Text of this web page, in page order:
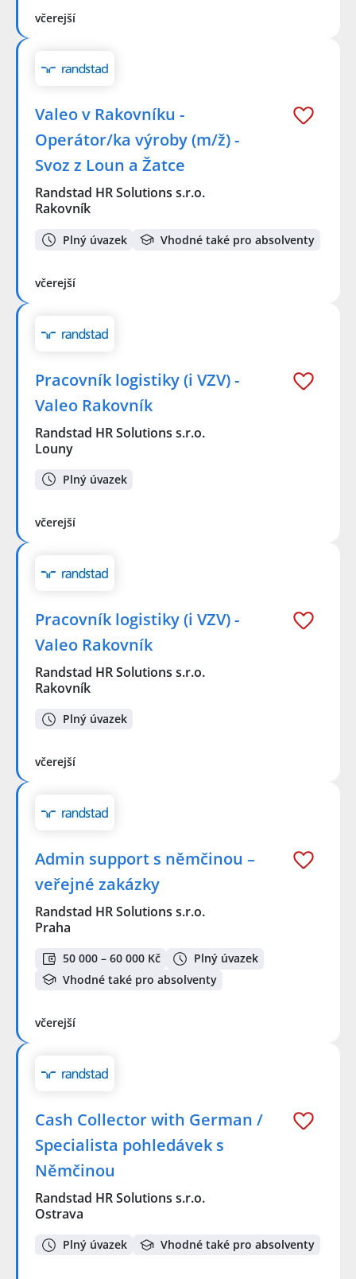
včerejší
Valeo v Rakovníku -
Operátor/ka výroby (m/ž) -
Svoz z Loun a Žatce
Randstad HR Solutions s.r.o.
Rakovník
Plný úvazek Vhodné také pro absolventy
včerejší
Pracovník logistiky (i VZV) -
Valeo Rakovník
Randstad HR Solutions s.r.o.
Louny
Plný úvazek
včerejší
Pracovník logistiky (i VZV) -
Valeo Rakovník
Randstad HR Solutions s.r.o.
Rakovník
Plný úvazek
včerejší
Admin support s němčinou –
veřejné zakázky
Randstad HR Solutions s.r.o.
Praha
50 000 – 60 000 Kč
Plný úvazek
Vhodné také pro absolventy
včerejší
Cash Collector with German /
Specialista pohledávek s
Němčinou
Randstad HR Solutions s.r.o.
Ostrava
Plný úvazek Vhodné také pro absolventy